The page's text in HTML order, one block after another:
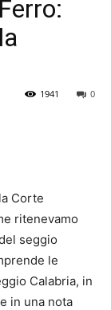
0
1941
Corte
ritenevamo
seggio
le
Calabria, in
in una nota